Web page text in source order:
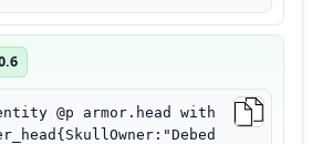
@p armor.head with